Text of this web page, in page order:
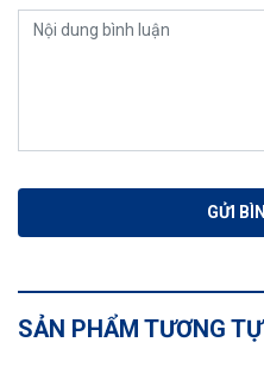
SẢN PHẨM TƯƠNG TỰ